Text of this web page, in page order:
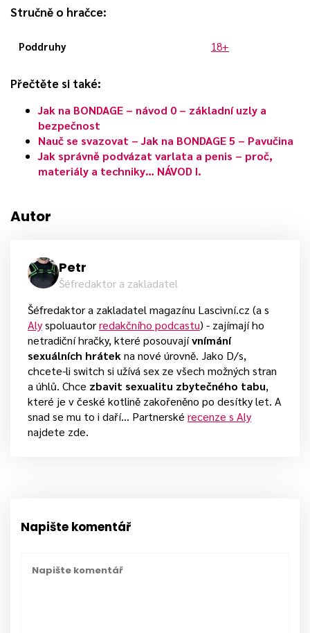
Stručně o hračce:
Poddruhy 18+
Přečtěte si také:
Jak na BONDAGE – návod 0 – základní uzly a
bezpečnost
Nauč se svazovat – Jak na BONDAGE 5 – Pavučina
Jak správně podvázat varlata a penis – proč,
materiály a techniky… NÁVOD I.
Autor
Petr
Šéfredaktor a zakladatel
Šéfredaktor a zakladatel magazínu Lascivní.cz (a s
Alyspoluautorredakčního podcastu) - zajímají ho
netradiční hračky, které posouvajívnímání
sexuálních hrátekna nové úrovně. Jako D/s,
chcete-li switch si užívá sex ze všech možných stran
a úhlů. Chce zbavit sexualitu zbytečného tabu,
které je v české kotlině zakořeněno po desítky let. A
snad se mu to i daří... Partnerské recenze s Aly
najdete zde.
Napište komentář